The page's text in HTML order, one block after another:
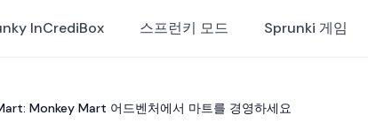
InCrediBox 스프런키 모드 Sprunki 게임
Monkey Mart 어드벤처에서 마트를 경영하세요